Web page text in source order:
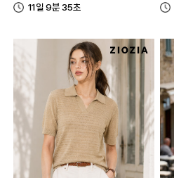
11일 9분 35초